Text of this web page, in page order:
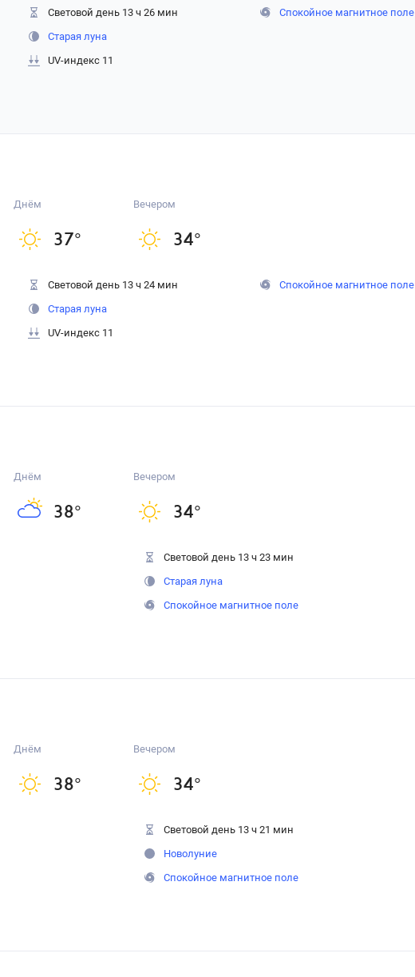
Световой день 13 ч 26 мин
Старая луна
UV-индекс 11
Спокойное магнитное поле
Днём
37°
Вечером
34°
Световой день 13 ч 24 мин
Старая луна
UV-индекс 11
Спокойное магнитное поле
Днём
38°
Вечером
34°
Световой день 13 ч 23 мин
Старая луна
Спокойное магнитное поле
Днём
38°
Вечером
34°
Световой день 13 ч 21 мин
Новолуние
Спокойное магнитное поле